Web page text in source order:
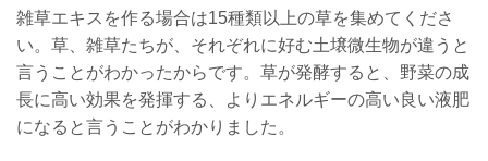
雑草エキスを作る場合は15種類以上の草を集めてくださ
い。草、雑草たちが、それぞれに好む土壌微生物が違うと
言うことがわかったからです。草が発酵すると、野菜の成
長に高い効果を発揮する、よりエネルギーの高い良い液肥
になると言うことがわかりました。